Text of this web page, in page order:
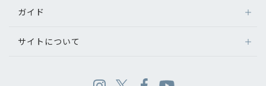
ガイド
サイトについて